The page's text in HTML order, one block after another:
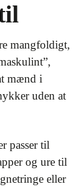
mangfoldigt,
mænd i
uden at
passer til
og ure til
eller